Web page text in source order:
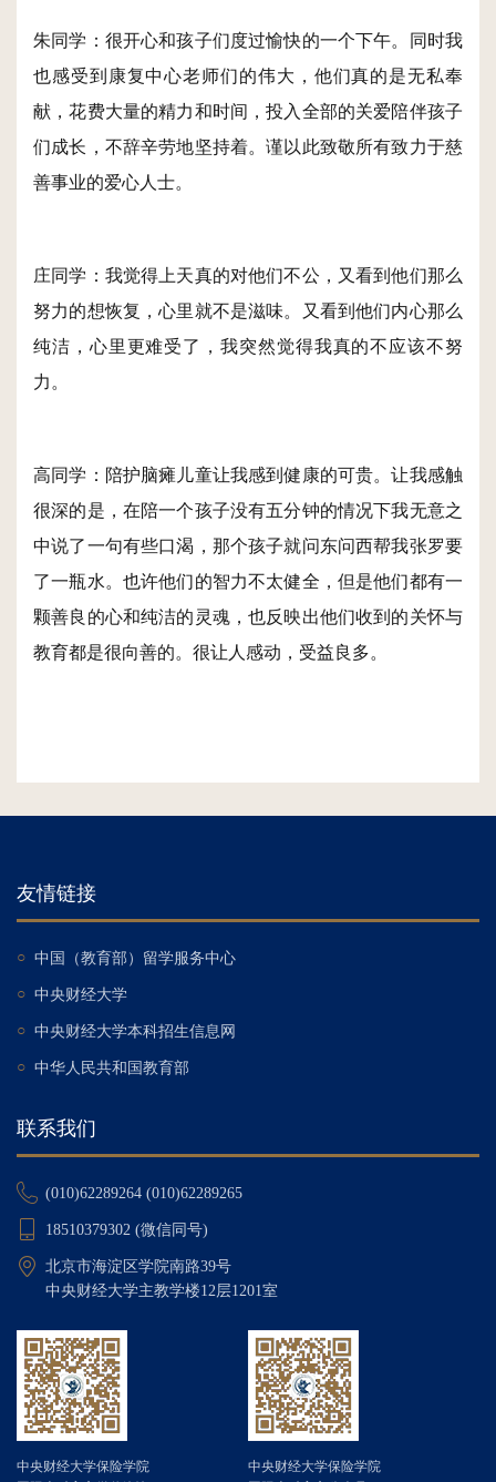
朱同学：很开心和孩子们度过愉快的一个下午。同时我
也感受到康复中心老师们的伟大，他们真的是无私奉
献，花费大量的精力和时间，投入全部的关爱陪伴孩子
们成长，不辞辛劳地坚持着。谨以此致敬所有致力于慈
善事业的爱心人士。
庄同学：我觉得上天真的对他们不公，又看到他们那么
努力的想恢复，心里就不是滋味。又看到他们内心那么
纯洁，心里更难受了，我突然觉得我真的不应该不努
力。
高同学：陪护脑瘫儿童让我感到健康的可贵。让我感触
很深的是，在陪一个孩子没有五分钟的情况下我无意之
中说了一句有些口渴，那个孩子就问东问西帮我张罗要
了一瓶水。也许他们的智力不太健全，但是他们都有一
颗善良的心和纯洁的灵魂，也反映出他们收到的关怀与
教育都是很向善的。很让人感动，受益良多。
友情链接
○ 中国（教育部）留学服务中心
○ 中央财经大学
○ 中央财经大学本科招生信息网
○ 中华人民共和国教育部
联系我们
(010)62289264 (010)62289265
18510379302 (微信同号)
北京市海淀区学院南路39号
中央财经大学主教学楼12层1201室
中央财经大学保险学院
中央财经大学保险学院